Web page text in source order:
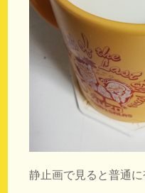
静止画で見ると普通に